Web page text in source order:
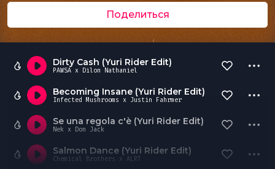
DJ BATTLE
Поделиться
Dirty Cash (Yuri Rider Edit)
PAWSA x Dilon Nathaniel
Becoming Insane (Yuri Rider Edit)
Infected Mushrooms x Justin Fahrmer
Se una regola c'è (Yuri Rider Edit)
Nek x Don Jack
Salmon Dance (Yuri Rider Edit)
Chemical Brothers x ALRT